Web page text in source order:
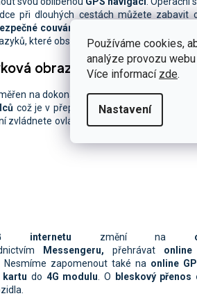
Používáme cookies,
analýze provozu
Více informací zde.
Nastavení
při dlouhých cestách můžete
couvání
které obsahují přeloženou základní
obrazovka
na dokonalost a maximální přehled
což je v přepočtu 23 cm.Díky velikosti
zvládnete ovládat hravě pomocí
internetu změní na
Messengeru, přehrávat online
. Nesmíme zapomenout také na online
kartu do 4G modulu . O bleskový přenos